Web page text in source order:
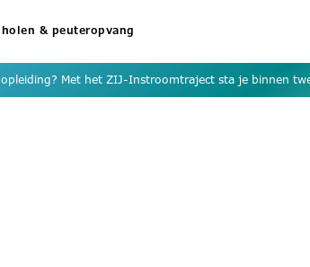
& peuteropvang
Met het ZIJ-Instroomtraject sta je binnen